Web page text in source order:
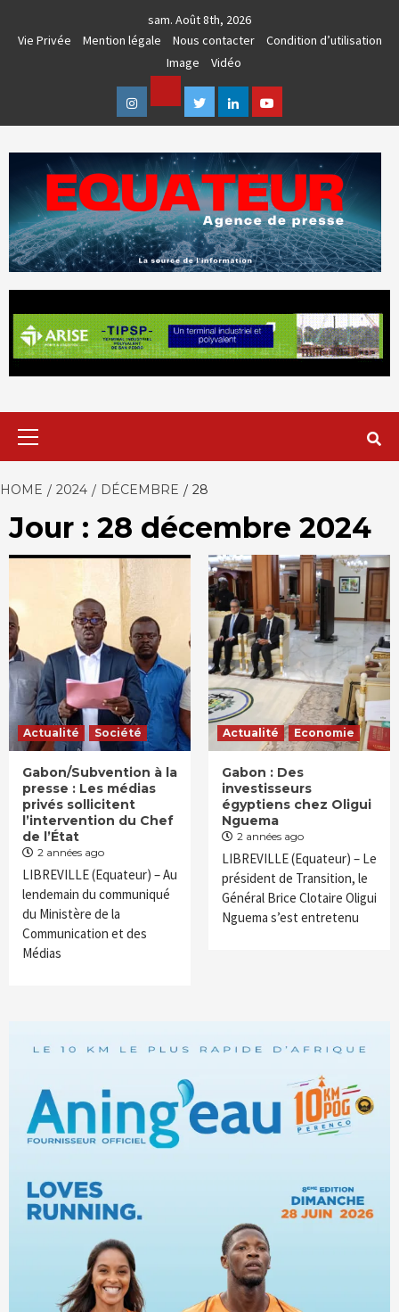
sam. Août 8th, 2026
Vie Privée
Mention légale Nous contacter
Condition d’utilisation
Image
Vidéo
Instagram
Facebook
TwitterLinkedinYoutube
EQUATEUR
HOME 2024 DÉCEMBRE 28
Jour : 28 décembre 2024
Actualité Société
Gabon/Subvention à la
presse : Les médias
privés sollicitent
l’intervention du Chef
de l’État
2 années ago
LIBREVILLE (Equateur) – Au
lendemain du communiqué
du Ministère de la
Communication et des
Médias
Actualité Economie
Gabon : Des
investisseurs
égyptiens chez Oligui
Nguema
2 années ago
LIBREVILLE (Equateur) – Le
président de Transition, le
Général Brice Clotaire Oligui
Nguema s’est entretenu